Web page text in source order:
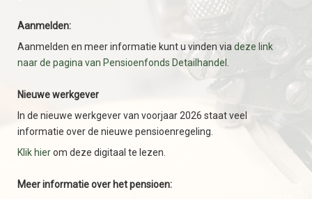
Aanmelden:
Aanmelden en meer informatie kunt u vinden via deze link
naar de pagina van Pensioenfonds Detailhandel
Nieuwe werkgever
In de nieuwe werkgever van voorjaar 2026 staat veel
informatie over de nieuwe pensioenregeling.
Klik hierom deze digitaal te lezen.
Meer informatie over het pensioen: